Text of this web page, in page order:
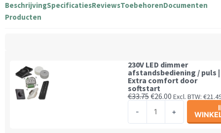
BeschrijvingSpecificatiesReviewsToebehorenDocumenten
Producten
230V LED dimmer
afstandsbediening / puls |
Extra comfort door
softstart
€33.75Oorspronkelijke
prijs
was:
€26.00Huidige
prijs
is:
€26.00.
Excl. BTW: €
-
+